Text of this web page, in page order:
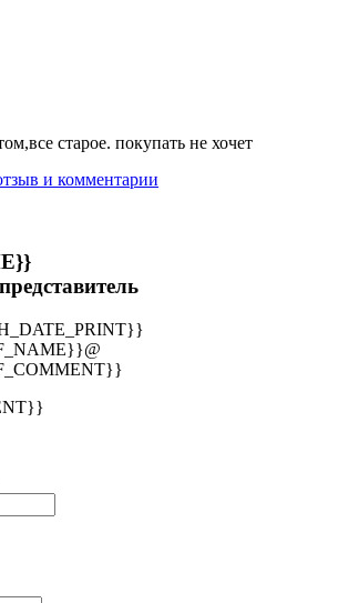
старое. покупать не хочет
и комментарии